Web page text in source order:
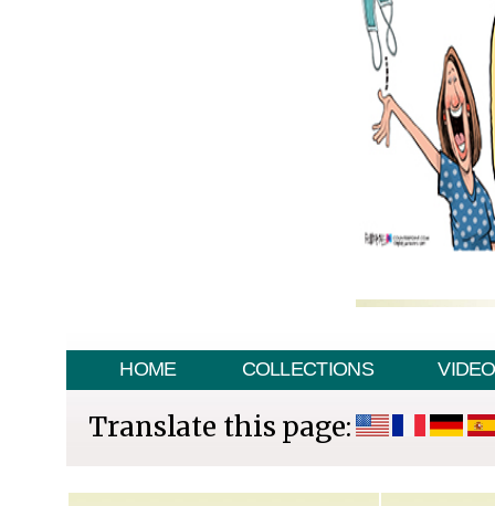
HOME COLLECTIONS VIDEO
Translate this page: